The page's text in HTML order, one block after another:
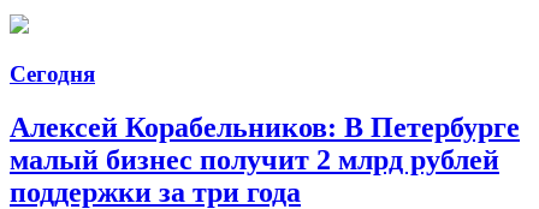
Сегодня
Алексей Корабельников: В Петербурге
малый бизнес получит 2 млрд рублей
поддержки за три года